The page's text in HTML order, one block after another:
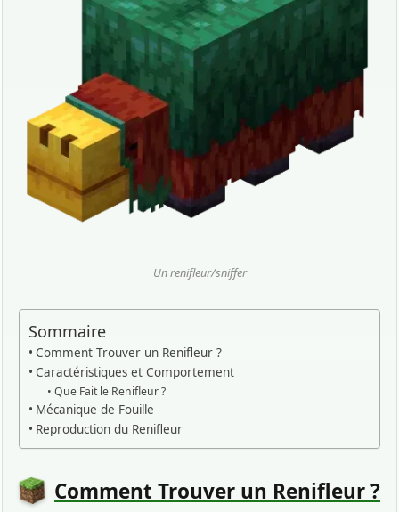
Un renifleur/sniffer
Sommaire
Comment Trouver un Renifleur ?
Caractéristiques et Comportement
Que Fait le Renifleur ?
Mécanique de Fouille
Reproduction du Renifleur
Comment Trouver un Renifleur ?